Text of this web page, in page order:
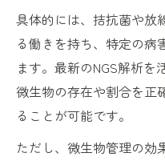
具体的には、拮抗菌や放
る働きを持ち、特定の病
ます。最新のNGS解析
微生物の存在や割合を正
ることが可能です。
ただし、微生物管理の効